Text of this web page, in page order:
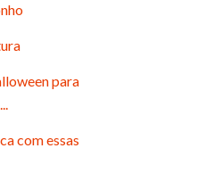
para
com essas